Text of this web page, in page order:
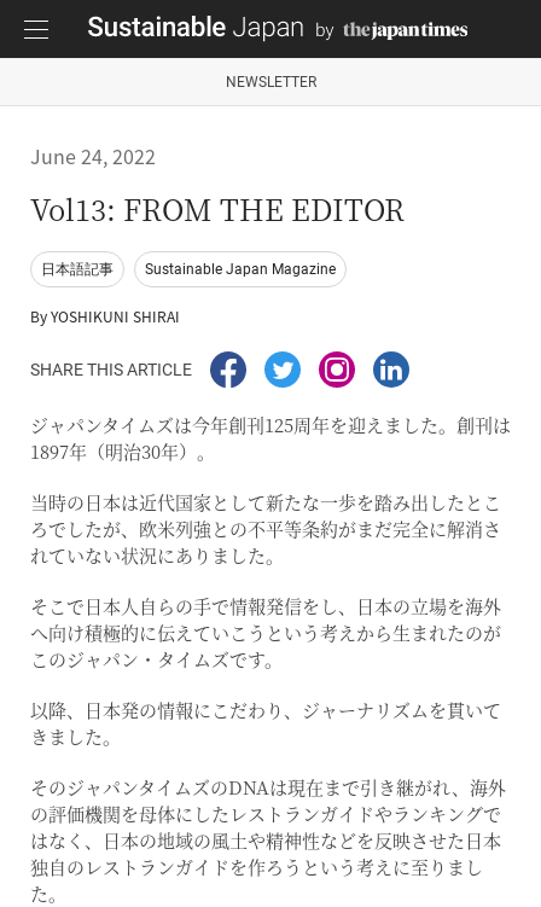
NEWSLETTER
June 24, 2022
Vol13: FROM THE EDITOR
日本語記事 Sustainable Japan Magazine
By YOSHIKUNI SHIRAI
SHARE THIS ARTICLE
ジャパンタイムズは今年創刊125周年を迎えました。創刊は
1897年（明治30年）。
当時の日本は近代国家として新たな一歩を踏み出したとこ
ろでしたが、欧米列強との不平等条約がまだ完全に解消さ
れていない状況にありました。
そこで日本人自らの手で情報発信をし、日本の立場を海外
へ向け積極的に伝えていこうという考えから生まれたのが
このジャパン・タイムズです。
以降、日本発の情報にこだわり、ジャーナリズムを貫いて
きました。
そのジャパンタイムズのDNAは現在まで引き継がれ、海外
の評価機関を母体にしたレストランガイドやランキングで
はなく、日本の地域の風土や精神性などを反映させた日本
独自のレストランガイドを作ろうという考えに至りまし
た。